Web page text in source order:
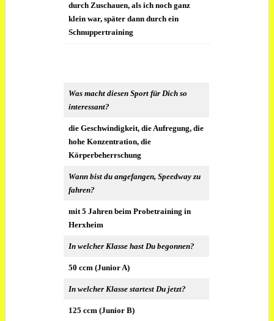
durch Zuschauen, als ich noch ganz
klein war, später dann durch ein
Schnuppertraining
Was macht diesen Sport für Dich so
interessant?
die Geschwindigkeit, die Aufregung, die
hohe Konzentration, die
Körperbeherrschung
Wann bist du angefangen, Speedway zu
fahren?
mit 5 Jahren beim Probetraining in
Herxheim
In welcher Klasse hast Du begonnen?
50 ccm (Junior A)
In welcher Klasse startest Du jetzt?
125 ccm (Junior B)